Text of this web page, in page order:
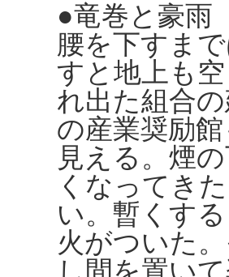
●竜巻と豪雨
腰を下すま
すと地上も
れ出た組合
の産業奨励
見える。煙
くなってき
い。暫くす
火がついた
し間を置い